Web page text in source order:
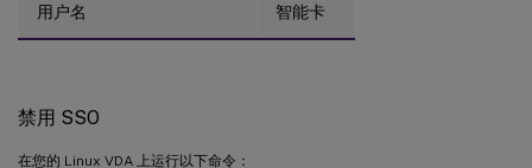
用户名 智能卡
禁用 SSO
在您的 Linux VDA 上运行以下命令：